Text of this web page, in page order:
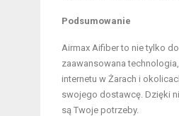
Podsumowanie
Airmax Aifiber to nie tylko
zaawansowana
internetu w Żarach i
swojego dostawcę. Dzięki
są Twoje potrzeby.